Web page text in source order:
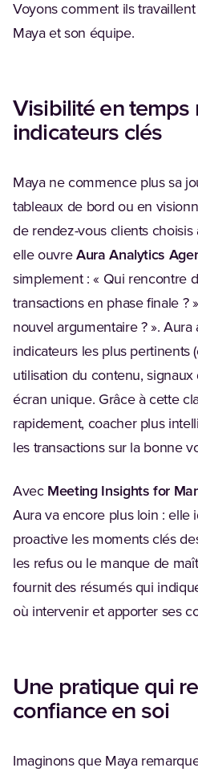
Voyons comment ils
Maya et son équipe.
Visibilité en temps
indicateurs clés
Maya ne commence plus sa
tableaux de bord ou en
de rendez-vous clients choisis
elle ouvreAura Analytics
simplement : « Qui rencontre
transactions en phase finale ?
nouvel argumentaire ? ». Aura
indicateurs les plus pertinents
utilisation du contenu,
écran unique. Grâce à cette
rapidement, coacher plus
les transactions sur la bonne
Avec Meeting Insights for
Aura va encore plus loin : elle
proactive les moments clés
les refus ou le manque de
fournit des résumés qui
où intervenir et apporter ses
Une pratique qui
confiance en soi
Imaginons que Maya